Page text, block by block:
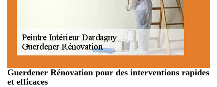
Guerdener Rénovation pour des interventions rapides
et efficaces